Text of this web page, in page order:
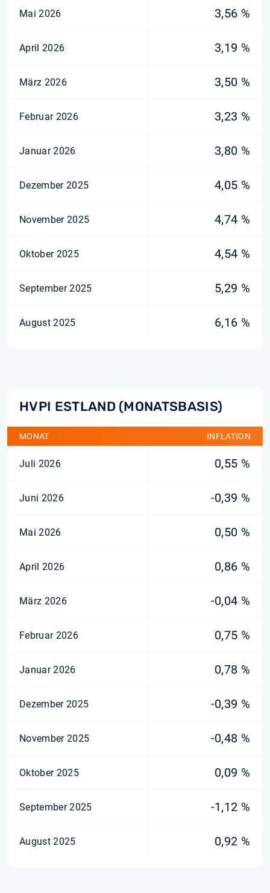
Mai 2026 3,56 %
April 2026 3,19 %
März 2026 3,50 %
Februar 2026 3,23 %
Januar 2026 3,80 %
Dezember 2025 4,05 %
November 2025 4,74 %
Oktober 2025 4,54 %
September 2025 5,29 %
August 2025 6,16 %
HVPI ESTLAND (MONATSBASIS)
MONAT INFLATION
Juli 2026 0,55 %
Juni 2026 -0,39 %
Mai 2026 0,50 %
April 2026 0,86 %
März 2026 -0,04 %
Februar 2026 0,75 %
Januar 2026 0,78 %
Dezember 2025 -0,39 %
November 2025 -0,48 %
Oktober 2025 0,09 %
September 2025 -1,12 %
August 2025 0,92 %